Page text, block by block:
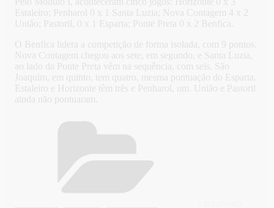
Estaleiro; Penharol 0 x 1 Santa Luzia; Nova Contagem 4 x 2
União; Pastoril, 0 x 1 Esparta; Ponte Preta 0 x 2 Benfica.
O Benfica lidera a competição de forma isolada, com 9 pontos.
Nova Contagem chegou aos sete, em segundo, e Santa Luzia,
ao lado da Ponte Preta vêm na sequência, com seis. São
Joaquim, em quinto, tem quatro, mesma pontuação do Esparta.
Estaleiro e Horizonte têm três e Penharol, um. União e Pastoril
ainda não pontuaram.